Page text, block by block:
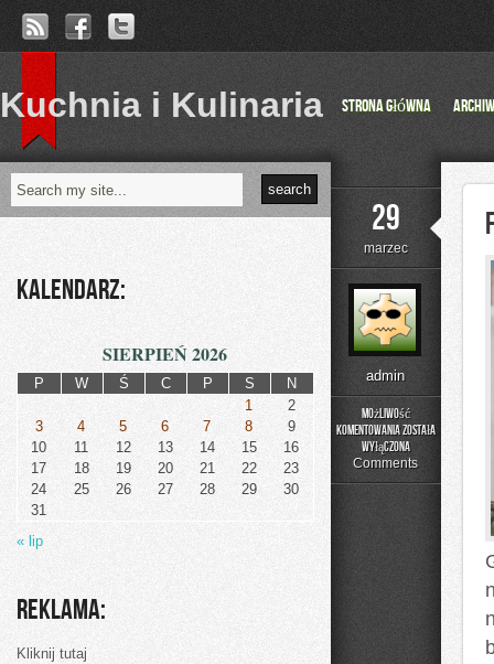
Kuchnia i Kulinaria Strona główna
29
marzec
admin
Możliwość
komentowania
Finanse
Kredyty
została
wyłączona
Comments
Kalendarz:
SIERPIEŃ 2026
P W Ś C P S
N
1
2
3
4 5 6 7 8
9
10
11 12 13 14 15
16
17
18 19 20 21 22
23
24
25 26 27 28 29
30
31
« lip
Reklama:
Kliknij tutaj